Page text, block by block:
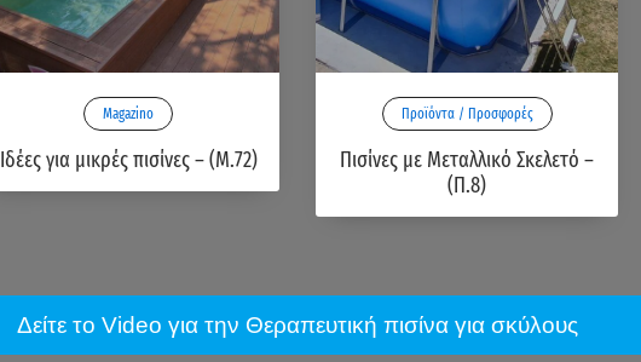
Magazino
Ιδέες για μικρές πισίνες – (Μ.72)
Προϊόντα / Προσφορές
Πισίνες με Μεταλλικό Σκελετό –
(Π.8)
Δείτε το Video για την Θεραπευτική πισίνα για σκύλους